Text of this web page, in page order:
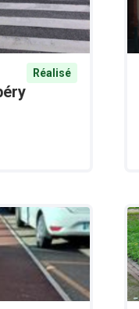
Réalisé